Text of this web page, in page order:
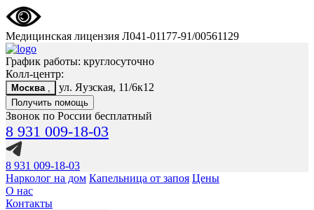
Медицинская лицензия Л041-01177-91/00561129
График работы: круглосуточно
Колл-центр:
Москва , ул. Яузская, 11/6к12
Получить помощь
Звонок по России бесплатный
8 931 009-18-03
8 931 009-18-03
Нарколог на дом Капельница от запоя Цены
О нас
Контакты